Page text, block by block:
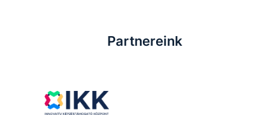
Partnereink